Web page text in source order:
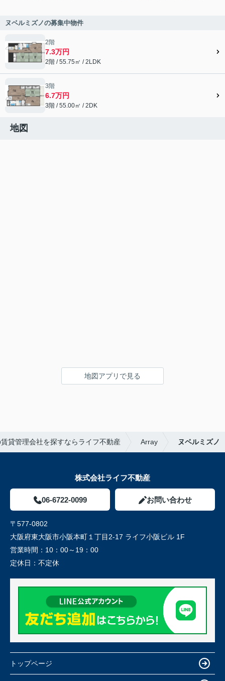
ヌベルミズノの募集中物件
2階
7.3万円
2階 / 55.75㎡ / 2LDK
3階
6.7万円
3階 / 55.00㎡ / 2DK
地図
地図アプリで見る
貸管理会社を探すならライフ不動産 Array ヌベルミズノ
株式会社ライフ不動産
06-6722-0099 お問い合わせ
〒577-0802
大阪府東大阪市小阪本町１丁目2-17 ライフ小阪ビル 1F
営業時間： 10：00～19：00
定休日： 不定休
トップページ